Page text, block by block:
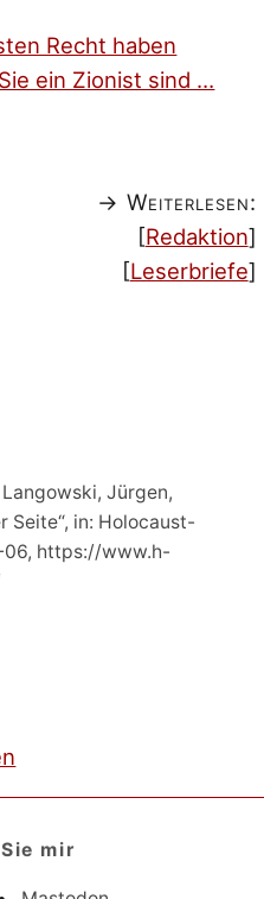
Recht haben
ein Zionist sind …
→ Weiterlesen:
[Redaktion]
[Leserbriefe]
Langowski, Jürgen,
Seite“, in: Holocaust-
https://www.h-
mir